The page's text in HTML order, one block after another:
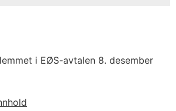
i EØS-avtalen 8. desember